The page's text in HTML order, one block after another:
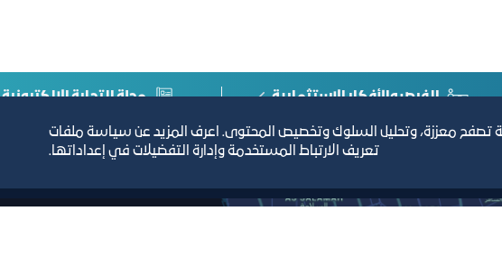
الفرص والأفكار الاستثمارية مجلة التجارة الإلكترونية
تصفح معززة، وتحليل السلوك وتخصيص المحتوى. اعرف المزيد عن سياسة ملفات
تعريف الارتباط المستخدمة وإدارة التفضيلات في إعداداتها.